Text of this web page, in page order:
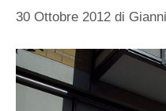
30 Ottobre 2012 di